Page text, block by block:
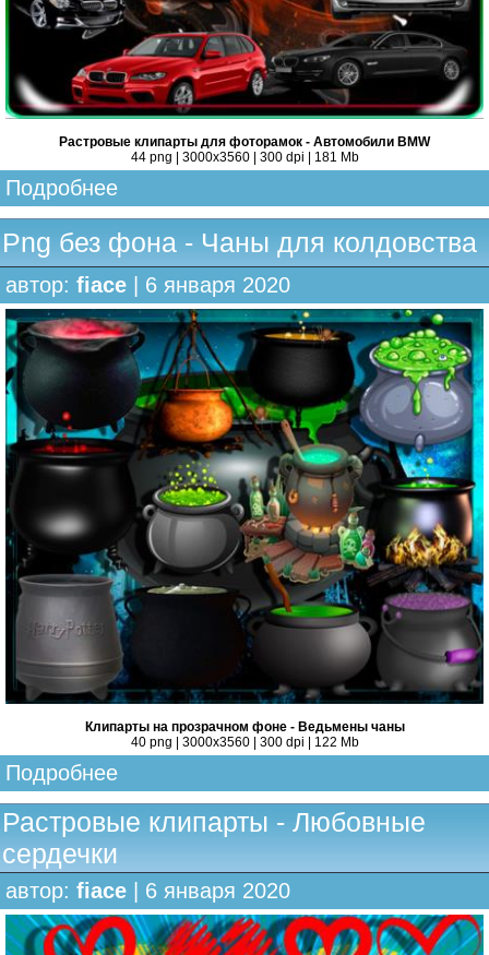
Растровые клипарты для фоторамок - Автомобили BMW
44 png | 3000х3560 | 300 dpi | 181 Mb
Подробнее
Png без фона - Чаны для колдовства
автор: fiace | 6 января 2020
Клипарты на прозрачном фоне - Ведьмены чаны
40 png | 3000х3560 | 300 dpi | 122 Mb
Подробнее
Растровые клипарты - Любовные
сердечки
автор: fiace | 6 января 2020